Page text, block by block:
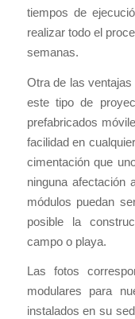
tiempos de
realizar todo el
semanas.
Otra de las
este tipo de
prefabricados
facilidad en
cimentación que
ninguna afectación
módulos puedan
posible la
campo o playa.
Las fotos
modulares para
instalados en su